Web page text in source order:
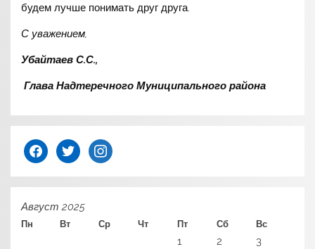
будем лучше понимать друг друга.
С уважением,
Убайтаев С.С.,
Глава Надтеречного Муниципального района
facebooktwitter instagram
Август 2025
Пн Вт Ср Чт Пт Сб Вс
1 2
3